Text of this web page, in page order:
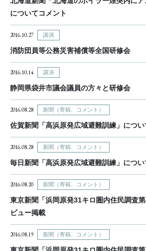
についてコメント
2016.10.27 講演
消防団員等公務災害補償等全国研修会
2016.10.14 講演
静岡県袋井市議会議員の方々と研修会
2016.08.28 新聞（寄稿、コメント）
佐賀新聞「高浜原発広域避難訓練」につい
2016.08.28 新聞（寄稿、コメント）
毎日新聞「高浜原発広域避難訓練」につい
2016.08.20 新聞（寄稿、コメント）
東京新聞「浜岡原発31キロ圏内住民調査
ビュー掲載
2016.08.19 新聞（寄稿、コメント）